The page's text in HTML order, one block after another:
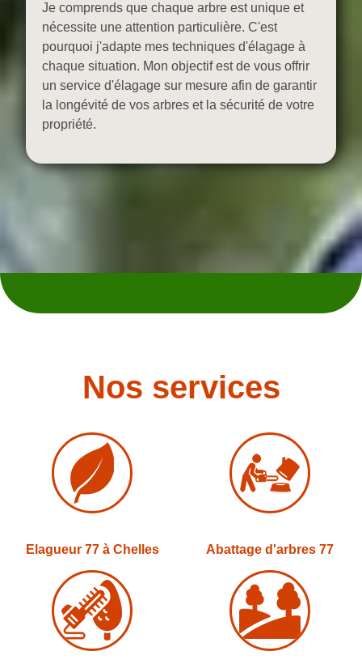
Je comprends que chaque arbre est unique et
nécessite une attention particulière. C'est
pourquoi j'adapte mes techniques d'élagage à
chaque situation. Mon objectif est de vous offrir
un service d'élagage sur mesure afin de garantir
la longévité de vos arbres et la sécurité de votre
propriété.
Nos services
Elagueur 77 à Chelles Abattage d'arbres 77